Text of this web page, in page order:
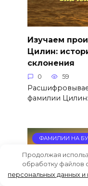
Изучаем
Цилин:
склонения
0 59
фамилии
ФАМИЛИИ НА
Продолжая
обработку файлов
персональных данных